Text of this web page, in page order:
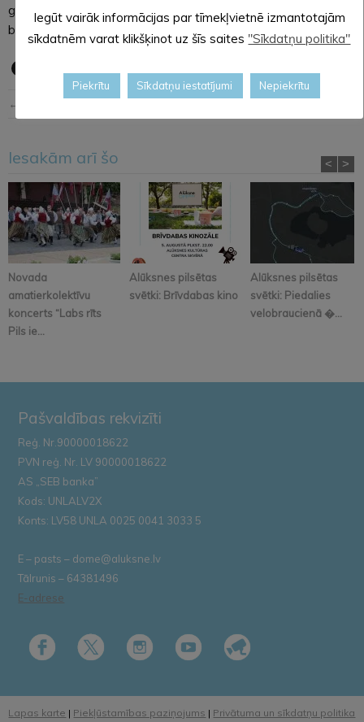
garastāvokli, kārtīgu līdzi dziedāšanu un sirsnīgu kopā
būšanu!
← Iepriekšējā ziņa
Iesakām arī šo
Novada
amatierkolektīvu
koncerts “Labs rīts
Pils ie...
Alūksnes pilsētas
svētki: Brīvdabas kino
Alūksnes pilsētas
svētki: Piedalies
velobraucienā �...
< >
Pašvaldības rekvizīti
Reģ. Nr.90000018622
PVN reģ. Nr. LV 90000018622
AS „SEB banka”
Kods: UNLALV2X
Konts: LV58 UNLA 0025 0041 3033 5
E – pasts – dome@aluksne.lv
Tālrunis – 64381496
E-adrese
Lapas karte | Piekļūstamības paziņojums | Privātuma un sīkdatņu politika
Iegūt vairāk informācijas par tīmekļvietnē izmantotajām
sīkdatnēm varat klikšķinot uz šīs saites "Sīkdatņu politika"
Piekrītu Sīkdatņu iestatījumi Nepiekrītu